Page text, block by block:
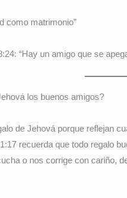
como matrimonio”
“Hay un amigo que se
los buenos amigos?
de Jehová porque reflejan
recuerda que todo regalo
o nos corrige con cariño,